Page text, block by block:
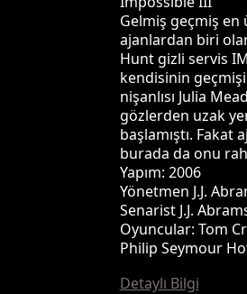
Gelmiş geçmiş
ajanlardan biri
Hunt gizli servis
kendisinin
nişanlısı Julia
gözlerden uzak
başlamıştı. Fakat
burada da onu
Yapım: 2006
Yönetmen J.J.
Senarist J.J.
Oyuncular: Tom
Philip Seymour
Detaylı Bilgi